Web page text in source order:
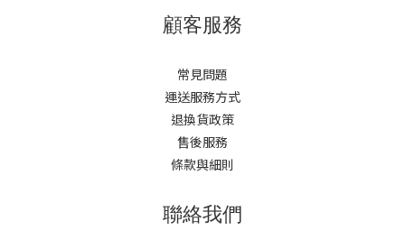
顧客服務
常見問題
運送服務方式
退換貨政策
售後服務
條款與細則
聯絡我們